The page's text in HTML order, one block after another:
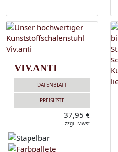
VIV.ANTI
DATENBLATT
PREISLISTE
37,95 €
zzgl. Mwst